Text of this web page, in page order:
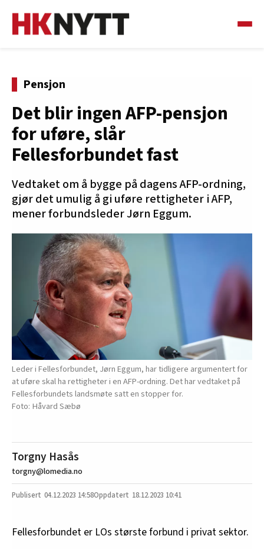
Pensjon
Det blir ingen AFP-pensjon
for uføre, slår
Fellesforbundet fast
Vedtaket om å bygge på dagens AFP-ordning,
gjør det umulig å gi uføre rettigheter i AFP,
mener forbundsleder Jørn Eggum.
Leder i Fellesforbundet, Jørn Eggum, har tidligere argumentert for
at uføre skal ha rettigheter i en AFP-ordning. Det har vedtaket på
Fellesforbundets landsmøte satt en stopper for.
Håvard Sæbø
Torgny Hasås
torgny@lomedia.no
04.12.2023 14:58 18.12.2023 10:41
Fellesforbundet er LOs største forbund i privat sektor.